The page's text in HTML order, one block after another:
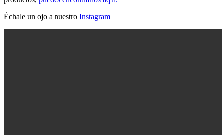
Échale un ojo a nuestro Instagram.